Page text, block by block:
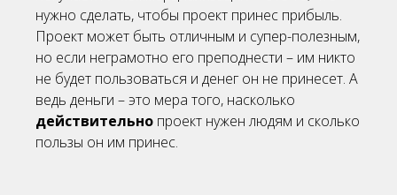
нужно сделать, чтобы проект принес прибыль.
Проект может быть отличным и супер-полезным,
но если неграмотно его преподнести – им никто
не будет пользоваться и денег он не принесет. А
ведь деньги – это мера того, насколько
действительно проект нужен людям и сколько
пользы он им принес.